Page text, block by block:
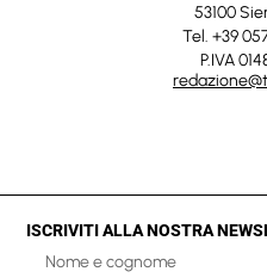
53100
Tel. +39
P.IVA
ISCRIVITI ALLA NOSTRA